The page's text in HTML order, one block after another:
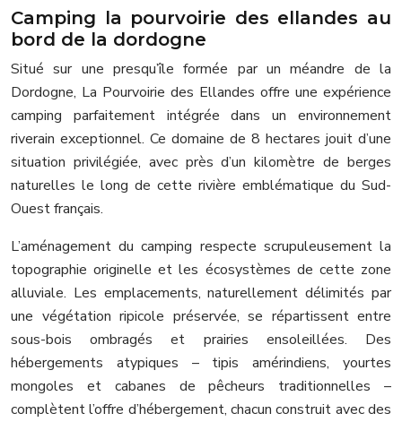
Camping la pourvoirie des ellandes au
bord de la dordogne
Situé sur une presqu’île formée par un méandre de la
Dordogne, La Pourvoirie des Ellandes offre une expérience
camping parfaitement intégrée dans un environnement
riverain exceptionnel. Ce domaine de 8 hectares jouit d’une
situation privilégiée, avec près d’un kilomètre de berges
naturelles le long de cette rivière emblématique du Sud-
Ouest français.
L’aménagement du camping respecte scrupuleusement la
topographie originelle et les écosystèmes de cette zone
alluviale. Les emplacements, naturellement délimités par
une végétation ripicole préservée, se répartissent entre
sous-bois ombragés et prairies ensoleillées. Des
hébergements atypiques – tipis amérindiens, yourtes
mongoles et cabanes de pêcheurs traditionnelles –
complètent l’offre d’hébergement, chacun construit avec des